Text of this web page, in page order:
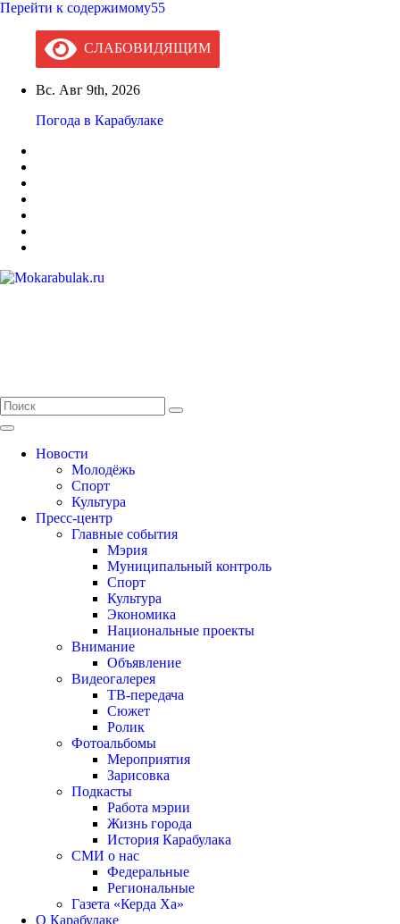
Перейти к содержимому55
СЛАБОВИДЯЩИМ
Вс. Авг 9th, 2026
Погода в Карабулаке
Новости
Молодёжь
Спорт
Культура
Пресс-центр
Главные события
Мэрия
Муниципальный контроль
Спорт
Культура
Экономика
Национальные проекты
Внимание
Объявление
Видеогалерея
ТВ-передача
Сюжет
Ролик
Фотоальбомы
Мероприятия
Зарисовка
Подкасты
Работа мэрии
Жизнь города
История Карабулака
СМИ о нас
Федеральные
Региональные
Газета «Керда Ха»
О Карабулаке